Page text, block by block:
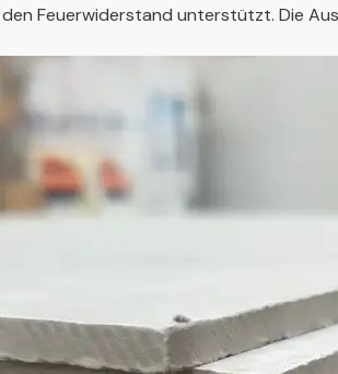
Feuerwiderstand unterstützt. Die